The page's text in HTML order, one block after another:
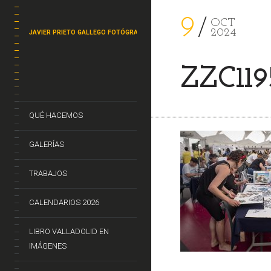
JAVIER PRIETO GALLEGO FOTÓGRAFO
QUÉ HACEMOS
GALERÍAS
TRABAJOS
CALENDARIOS 2026
LIBRO VALLADOLID EN
IMÁGENES
9
OCT
2024